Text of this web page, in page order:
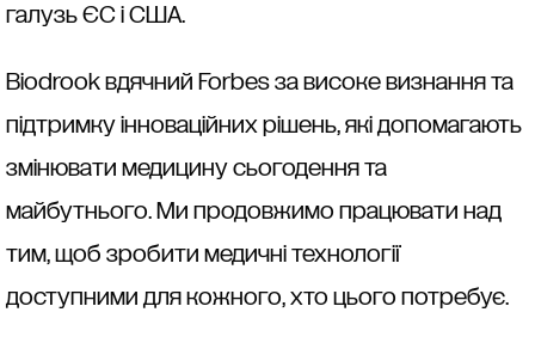
галузь ЄС і США.
Biodrook вдячний Forbes за високе визнання та
підтримку інноваційних рішень, які допомагають
змінювати медицину сьогодення та
майбутнього. Ми продовжимо працювати над
тим, щоб зробити медичні технології
доступними для кожного, хто цього потребує.